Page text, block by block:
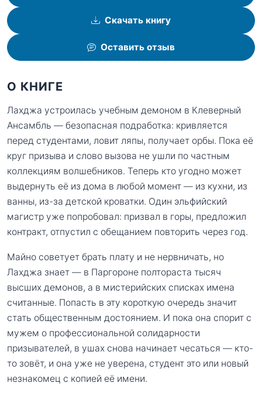
Скачать книгу
Оставить отзыв
О КНИГЕ
Лахджа устроилась учебным демоном в Клеверный
Ансамбль — безопасная подработка: кривляется
перед студентами, ловит ляпы, получает орбы. Пока её
круг призыва и слово вызова не ушли по частным
коллекциям волшебников. Теперь кто угодно может
выдернуть её из дома в любой момент — из кухни, из
ванны, из-за детской кроватки. Один эльфийский
магистр уже попробовал: призвал в горы, предложил
контракт, отпустил с обещанием повторить через год.
Майно советует брать плату и не нервничать, но
Лахджа знает — в Паргороне полтораста тысяч
высших демонов, а в мистерийских списках имена
считанные. Попасть в эту короткую очередь значит
стать общественным достоянием. И пока она спорит с
мужем о профессиональной солидарности
призывателей, в ушах снова начинает чесаться — кто-
то зовёт, и она уже не уверена, студент это или новый
незнакомец с копией её имени.